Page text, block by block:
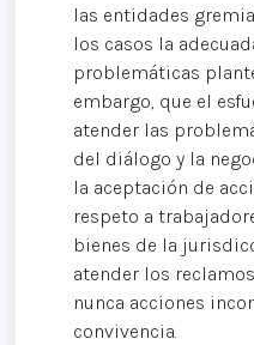
las entidades
los casos la
problemáticas
embargo, que el
atender las
del diálogo y la
la aceptación de
respeto a
bienes de la
atender los
nunca acciones
convivencia.